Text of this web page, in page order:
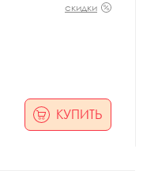
скидки
КУПИТЬ